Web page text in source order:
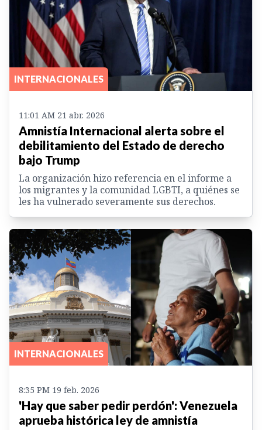
INTERNACIONALES
11:01 AM 21 abr. 2026
Amnistía Internacional alerta sobre el
debilitamiento del Estado de derecho
bajo Trump
La organización hizo referencia en el informe a
los migrantes y la comunidad LGBTI, a quiénes se
les ha vulnerado severamente sus derechos.
INTERNACIONALES
8:35 PM 19 feb. 2026
'Hay que saber pedir perdón': Venezuela
aprueba histórica ley de amnistía